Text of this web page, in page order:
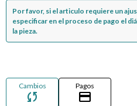
Por favor, si el articulo requiere un
especificar en el proceso de pago el
la pieza.
Cambios
sync
Pagos
credit_card